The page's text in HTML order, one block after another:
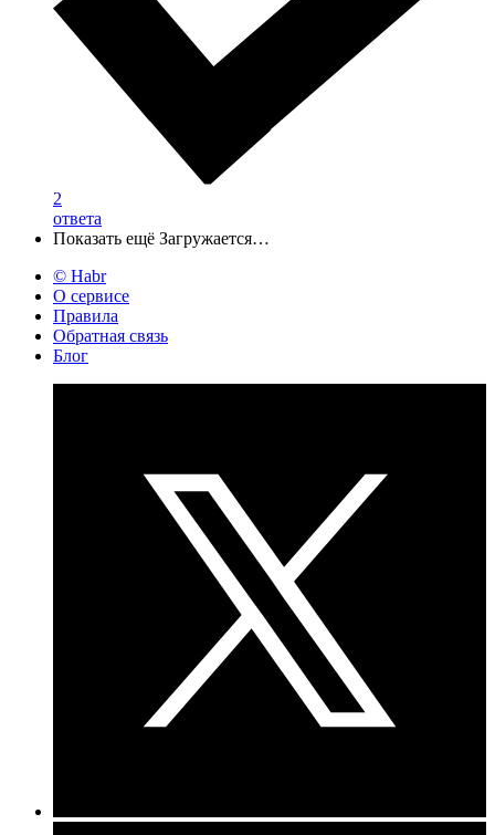
2
ответа
Показать ещё Загружается…
© Habr
О сервисе
Правила
Обратная связь
Блог